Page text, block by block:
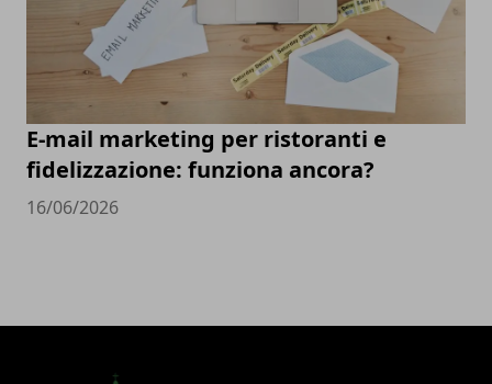
E-mail marketing per ristoranti e
fidelizzazione: funziona ancora?
16/06/2026